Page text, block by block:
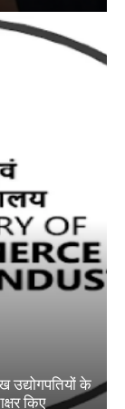
उद्योगपतियों के
किए